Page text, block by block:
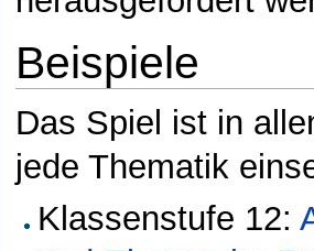
Beispiele
Das Spiel ist in
jede Thematik
Klassenstufe 12: